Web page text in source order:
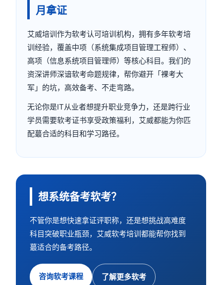
月拿证
艾威培训作为软考认可培训机构，拥有多年软考培
训经验，覆盖中项（系统集成项目管理工程师）、
高项（信息系统项目管理师）等核心科目。我们的
资深讲师深谙软考命题规律，帮你避开「裸考大
军」的坑，高效备考、不走弯路。
无论你是IT从业者想提升职业竞争力，还是跨行业
学员需要软考证书享受政策福利，艾威都能为你匹
配蕞合适的科目和学习路径。
想系统备考软考？
不管你是想快速拿证评职称，还是想挑战高难度
科目突破职业瓶颈，艾威软考培训都能帮你找到
蕞适合的备考路径。
咨询软考课程 了解更多软考